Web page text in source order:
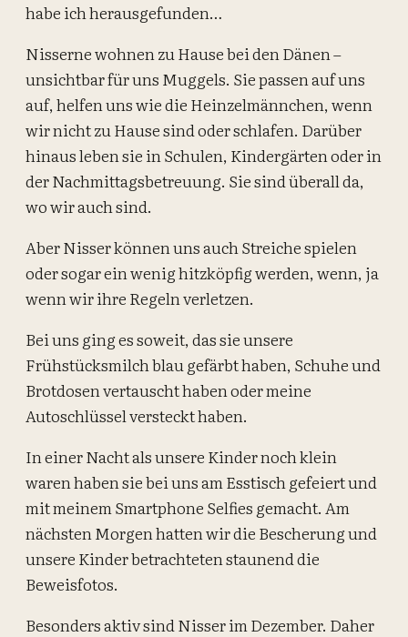
habe ich herausgefunden…
Nisserne wohnen zu Hause bei den Dänen –
unsichtbar für uns Muggels. Sie passen auf uns
auf, helfen uns wie die Heinzelmännchen, wenn
wir nicht zu Hause sind oder schlafen. Darüber
hinaus leben sie in Schulen, Kindergärten oder in
der Nachmittagsbetreuung. Sie sind überall da,
wo wir auch sind.
Aber Nisser können uns auch Streiche spielen
oder sogar ein wenig hitzköpfig werden, wenn, ja
wenn wir ihre Regeln verletzen.
Bei uns ging es soweit, das sie unsere
Frühstücksmilch blau gefärbt haben, Schuhe und
Brotdosen vertauscht haben oder meine
Autoschlüssel versteckt haben.
In einer Nacht als unsere Kinder noch klein
waren haben sie bei uns am Esstisch gefeiert und
mit meinem Smartphone Selfies gemacht. Am
nächsten Morgen hatten wir die Bescherung und
unsere Kinder betrachteten staunend die
Beweisfotos.
Besonders aktiv sind Nisser im Dezember. Daher